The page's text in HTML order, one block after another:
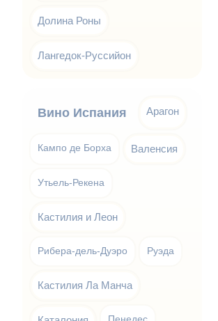
Долина Роны
Лангедок-Руссийон
Вино Испания Арагон
Кампо де Борха Валенсия
Утьель-Рекена
Кастилия и Леон
Рибера-дель-Дуэро Руэда
Кастилия Ла Манча